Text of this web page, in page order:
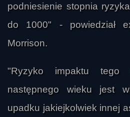
podniesienie stopnia
do 1000" - powiedział
Morrison.
"Ryzyko impaktu
następnego wieku jest
upadku jakiejkolwiek innej